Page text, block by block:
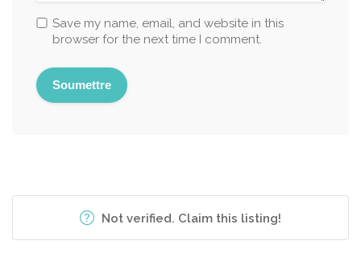
Save my name, email, and website in this
browser for the next time I comment.
Not verified. Claim this listing!